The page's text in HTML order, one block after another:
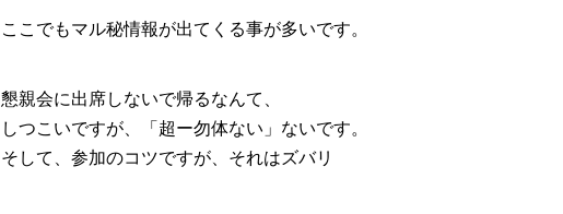
ここでもマル秘情報が出てくる事が多いです。
懇親会に出席しないで帰るなんて、
しつこいですが、「超ー勿体ない」ないです。
そして、参加のコツですが、それはズバリ